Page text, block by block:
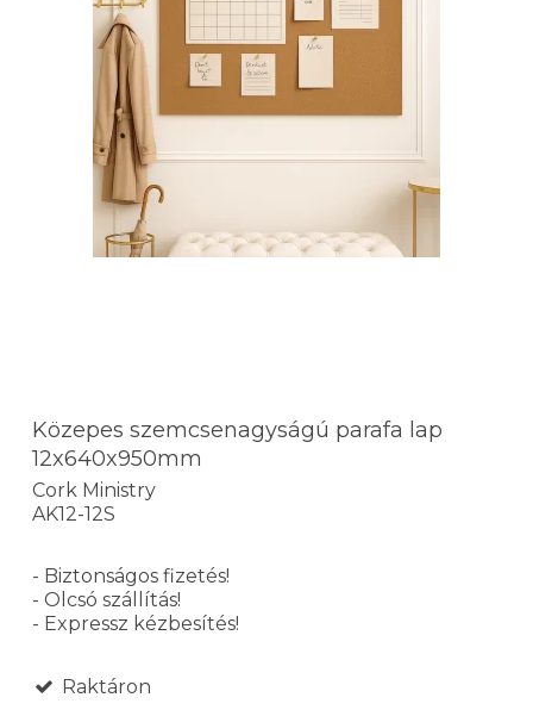
Közepes szemcsenagyságú parafa lap
12x640x950mm
Cork Ministry
AK12-12S
- Biztonságos fizetés!
- Olcsó szállítás!
- Expressz kézbesítés!
Raktáron